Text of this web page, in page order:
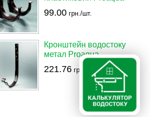
99.00 грн./шт.
Кронштейн водостоку
метал Proaqua
221.76 грн./шт.